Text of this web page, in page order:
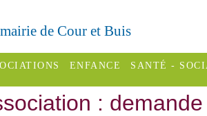
de Cour et Buis
des
ENFANCE
Assistantes
SANTÉ -
Centres
: